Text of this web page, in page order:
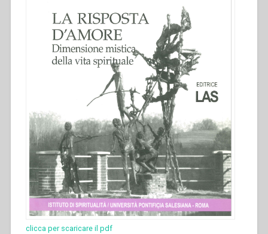
clicca per scaricare il pdf